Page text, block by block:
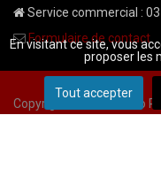
Service commercial :
Formulaire de contact
Copyright © 2026 Radio
En visitant ce site, vous
proposer les
Tout accepter